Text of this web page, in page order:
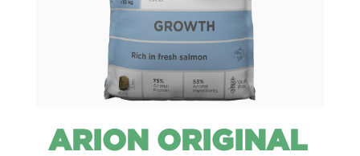
ARION ORIGINAL